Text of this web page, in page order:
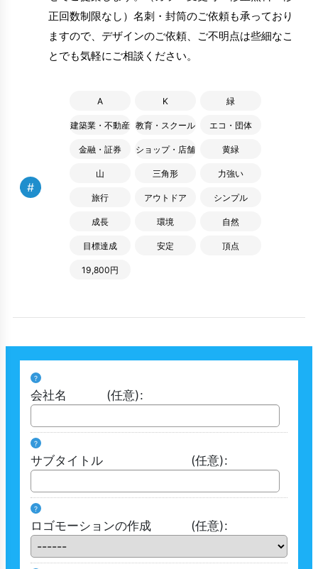
正回数制限なし）名刺・封筒のご依頼も承っており
ますので、デザインのご依頼、ご不明点は些細なこ
とでも気軽にご相談ください。
#
A K 緑
建築業・不動産 教育・スクール エコ・団体
金融・証券 ショップ・店舗 黄緑
山 三角形 力強い
旅行 アウトドア シンプル
成長 環境 自然
目標達成 安定 頂点
19,800円
?
会社名 (任意):
?
サブタイトル (任意):
?
ロゴモーションの作成 (任意):